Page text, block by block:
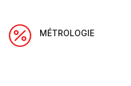
MÉTROLOGIE